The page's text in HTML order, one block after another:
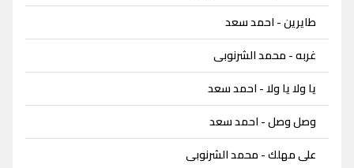
طايرين - احمد سعد
غربه - محمد الشرنوبى
يا ولا يا ولا - احمد سعد
وصل وصل - احمد سعد
على مهلك - محمد الشرنوبى